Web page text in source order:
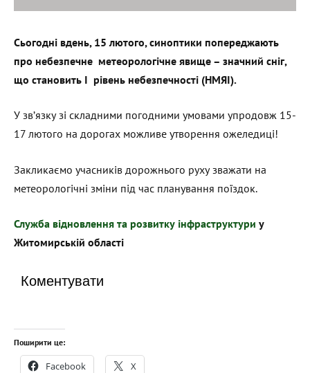
Сьогодні вдень, 15 лютого, синоптики попереджають
про небезпечне метеорологічне явище – значний сніг,
що становить І рівень небезпечності (НМЯІ).
У зв’язку зі складними погодними умовами упродовж 15-
17 лютого на дорогах можливе утворення ожеледиці!
Закликаємо учасників дорожнього руху зважати на
метеорологічні зміни під час планування поїздок.
Служба відновлення та розвитку інфраструктури у
Житомирській області
Коментувати
Поширити це:
Facebook X